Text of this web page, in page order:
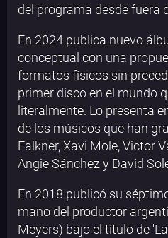
del programa desde fuera
En 2024 publica nuevo
conceptual con una
formatos físicos sin
primer disco en el mundo
literalmente. Lo presenta
de los músicos que han
Falkner, Xavi Mole, Victor
Angie Sánchez y David
En 2018 publicó su
mano del productor
Meyers) bajo el título de